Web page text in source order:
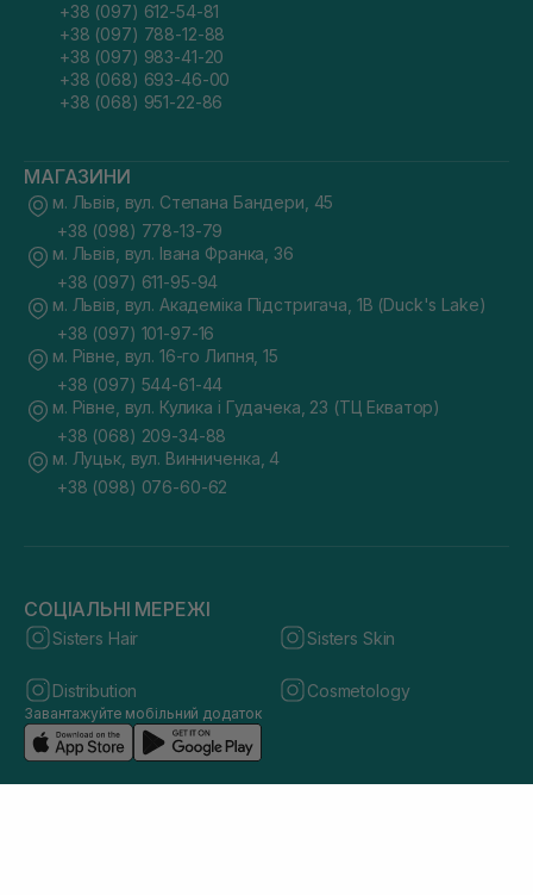
+38 (097) 612-54-81
+38 (097) 788-12-88
+38 (097) 983-41-20
+38 (068) 693-46-00
+38 (068) 951-22-86
МАГАЗИНИ
м. Львів, вул. Степана Бандери, 45
+38 (098) 778-13-79
м. Львів, вул. Івана Франка, 36
+38 (097) 611-95-94
м. Львів, вул. Академіка Підстригача, 1В (Duck's Lake)
+38 (097) 101-97-16
м. Рівне, вул. 16-го Липня, 15
+38 (097) 544-61-44
м. Рівне, вул. Кулика і Гудачека, 23 (ТЦ Екватор)
+38 (068) 209-34-88
м. Луцьк, вул. Винниченка, 4
+38 (098) 076-60-62
СОЦІАЛЬНІ МЕРЕЖІ
Sisters Hair Sisters Skin
Distribution Cosmetology
Завантажуйте мобільний додаток